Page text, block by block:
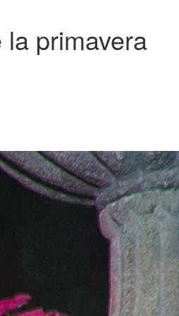
primavera